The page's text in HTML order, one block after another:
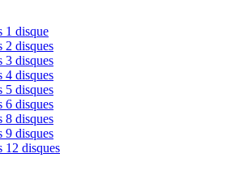
1 disque
2 disques
3 disques
4 disques
5 disques
6 disques
8 disques
9 disques
12 disques